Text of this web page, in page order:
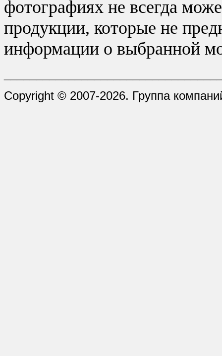
фотографиях не всегда
продукции, которые не
информации о выбранной
Copyright © 2007-2026. Группа